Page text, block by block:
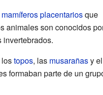
mamíferosplacentariosque
animales son conocidos
invertebrados.
topos, las musarañasy el
formaban parte de un